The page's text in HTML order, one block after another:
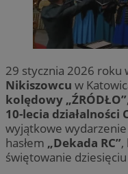
29 stycznia 2026 roku
Nikiszowcu w
kolędowy „ŹRÓDŁO”
10-lecia działalności
wyjątkowe
hasłem „Dekada RC”,
świętowanie